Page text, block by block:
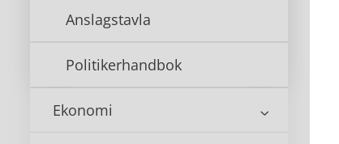
Anslagstavla
Politikerhandbok
Ekonomi